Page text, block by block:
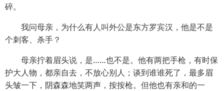
碎。
我问母亲，为什么有人叫外公是东方罗宾汉，他是不是
个刺客、杀手？
母亲拧着眉头说，是……也不是。他有两把手枪，有时保
护大人物，都亲自去，不放心别人；谈到谁谁死了，最多眉
头皱一下，阴森森地笑两声，按按枪。但他也有亲和的一